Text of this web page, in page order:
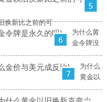
5
换新比之前的可
6
为什么黄
金令牌没
7
为什么
黄金以